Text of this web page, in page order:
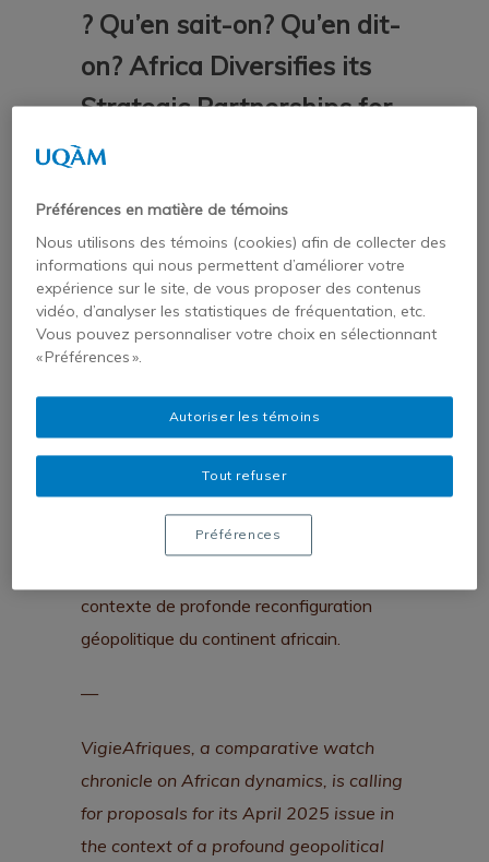
? Qu’en sait-on? Qu’en dit-
on? Africa Diversifies its
Strategic Partnerships for
Better Governance: Where
We Know? What’s Being
Said?
19 FÉVRIER 2025
VigieAfriques, chronique de veille
africaines, lance un appel à propositions
contexte de profonde reconfiguration
géopolitique du continent africain.
—
VigieAfriques, a comparative watch
chronicle on African dynamics, is calling
for proposals for its April 2025 issue in
the context of a profound geopolitical
Préférences en matière de témoins
Nous utilisons des témoins (cookies) afin de collecter des
informations qui nous permettent d’améliorer votre
expérience sur le site, de vous proposer des contenus
vidéo, d’analyser les statistiques de fréquentation, etc.
Vous pouvez personnaliser votre choix en sélectionnant
« Préférences ».
Tout refuser
Autoriser les témoins
Préférences